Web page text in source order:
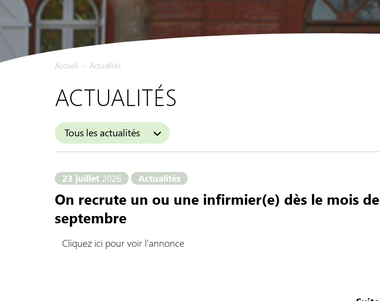
Accueil > Actualités
ACTUALITÉS
Tous les actualités
23 juillet 2026 Actualités
On recrute un ou une infirmier(e) dès le mois de
septembre
Cliquez ici pour voir l'annonce